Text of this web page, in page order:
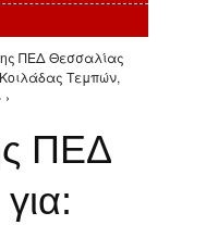
ΠΕΔ Θεσσαλίας
Τεμπών,
ΠΕΔ